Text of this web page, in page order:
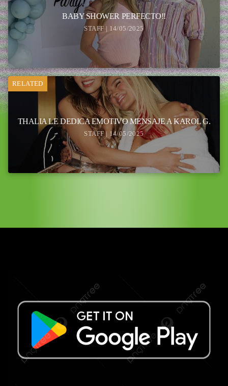
BABY SHOWER PERFECTO!!
STAFF | 14/05/2025
RELATED
THALIA LE DEDICA EMOTIVO MENSAJE A KAROL G.
STAFF | 14/05/2025